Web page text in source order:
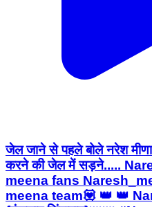
जेल जाने से पहले बोले नरेश
करने की जेल में सड़ने.....
meena fans
meena team💟 👑 👑